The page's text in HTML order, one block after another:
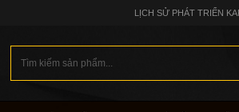
LỊCH SỬ PHÁT TRIỂN